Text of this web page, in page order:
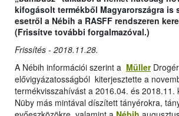
kifogásolt termékből Magyarországra is
esetről a Nébih a RASFF rendszeren
(Frissítve további forgalmazóval.)
Frissítés - 2018.11.28.
A Nébih információi szerint a Müller
elővigyázatosságból kiterjesztette a
termékvisszahívást a 2016.04. és 2018.11.
Nüby más mintával díszített tányérokra,